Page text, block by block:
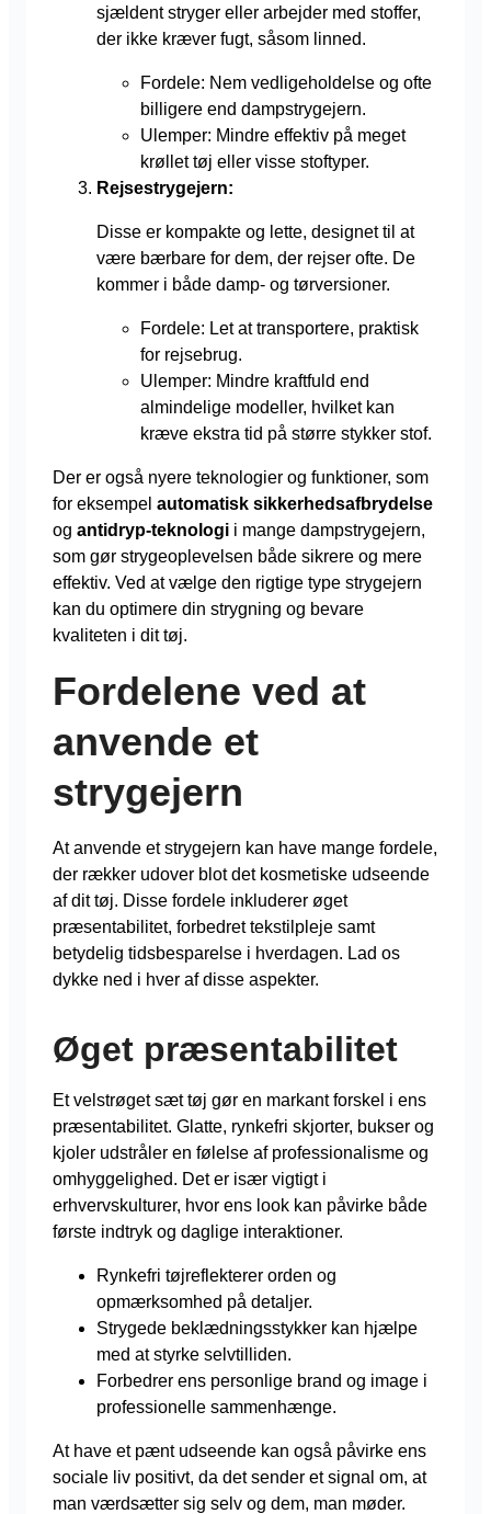
sjældent stryger eller arbejder med stoffer,
der ikke kræver fugt, såsom linned.
Fordele: Nem vedligeholdelse og ofte
billigere end dampstrygejern.
Ulemper: Mindre effektiv på meget
krøllet tøj eller visse stoftyper.
Rejsestrygejern:
Disse er kompakte og lette, designet til at
være bærbare for dem, der rejser ofte. De
kommer i både damp- og tørversioner.
Fordele: Let at transportere, praktisk
for rejsebrug.
Ulemper: Mindre kraftfuld end
almindelige modeller, hvilket kan
kræve ekstra tid på større stykker stof.
Der er også nyere teknologier og funktioner, som
for eksempel automatisk sikkerhedsafbrydelse
og antidryp-teknologi i mange dampstrygejern,
som gør strygeoplevelsen både sikrere og mere
effektiv. Ved at vælge den rigtige type strygejern
kan du optimere din strygning og bevare
kvaliteten i dit tøj.
Fordelene ved at
anvende et
strygejern
At anvende et strygejern kan have mange fordele,
der rækker udover blot det kosmetiske udseende
af dit tøj. Disse fordele inkluderer øget
præsentabilitet, forbedret tekstilpleje samt
betydelig tidsbesparelse i hverdagen. Lad os
dykke ned i hver af disse aspekter.
Øget præsentabilitet
Et velstrøget sæt tøj gør en markant forskel i ens
præsentabilitet. Glatte, rynkefri skjorter, bukser og
kjoler udstråler en følelse af professionalisme og
omhyggelighed. Det er især vigtigt i
erhvervskulturer, hvor ens look kan påvirke både
første indtryk og daglige interaktioner.
Rynkefri tøjreflekterer orden og
opmærksomhed på detaljer.
Strygede beklædningsstykker kan hjælpe
med at styrke selvtilliden.
Forbedrer ens personlige brand og image i
professionelle sammenhænge.
At have et pænt udseende kan også påvirke ens
sociale liv positivt, da det sender et signal om, at
man værdsætter sig selv og dem, man møder.